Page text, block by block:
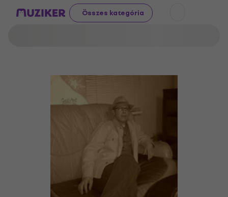
Összes kategória